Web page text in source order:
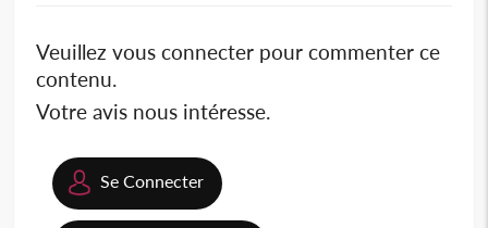
Veuillez vous connecter pour commenter ce
contenu.
Votre avis nous intéresse.
Se Connecter